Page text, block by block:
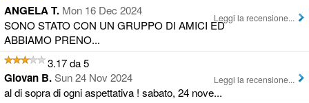
ANGELA T. Mon 16 Dec 2024
SONO STATO CON UN GRUPPO DI AMICI ED
ABBIAMO PRENO...
Leggi la recensione...
3.17 da 5
Giovan B.Sun 24 Nov 2024
al di sopra di ogni aspettativa ! sabato, 24 nove...
Leggi la recensione...